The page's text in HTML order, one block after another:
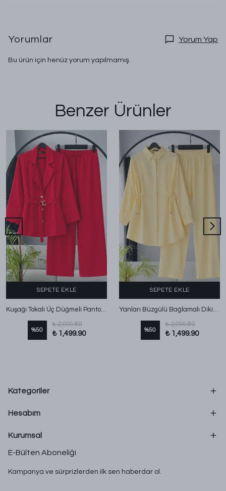
Yorumlar Yorum Yap
Bu ürün için henüz yorum yapılmamış.
Benzer Ürünler
SEPETE EKLE
Kuşağı Tokalı Üç Düğmeli Pantolonlu Modal Takım Kırmızı
%50
₺ 2,999.80
₺ 1,499.90
SEPETE EKLE
Yanları Büzgülü Bağlamalı Dikişli Pantolonlu Takım Sarı
%50
₺ 2,999.80
₺ 1,499.90
Kategoriler
Hesabım
Kurumsal
E-Bülten Aboneliği
Kampanya ve sürprizlerden ilk sen haberdar ol.